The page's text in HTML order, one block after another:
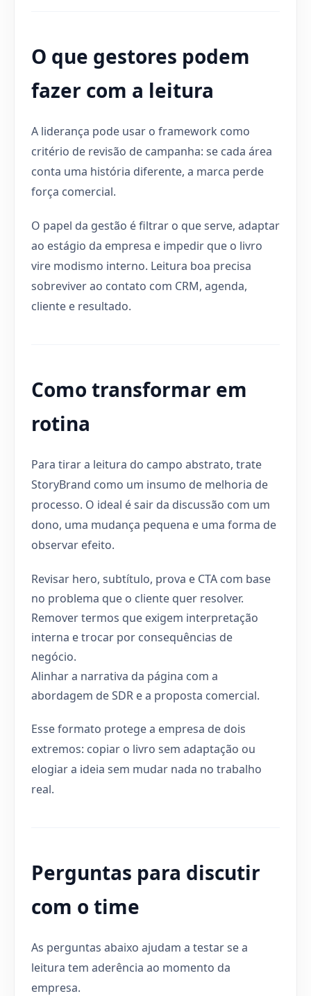
O que gestores podem
fazer com a leitura
A liderança pode usar o framework como
critério de revisão de campanha: se cada área
conta uma história diferente, a marca perde
força comercial.
O papel da gestão é filtrar o que serve, adaptar
ao estágio da empresa e impedir que o livro
vire modismo interno. Leitura boa precisa
sobreviver ao contato com CRM, agenda,
cliente e resultado.
Como transformar em
rotina
Para tirar a leitura do campo abstrato, trate
StoryBrand como um insumo de melhoria de
processo. O ideal é sair da discussão com um
dono, uma mudança pequena e uma forma de
observar efeito.
Revisar hero, subtítulo, prova e CTA com base
no problema que o cliente quer resolver.
Remover termos que exigem interpretação
interna e trocar por consequências de
negócio.
Alinhar a narrativa da página com a
abordagem de SDR e a proposta comercial.
Esse formato protege a empresa de dois
extremos: copiar o livro sem adaptação ou
elogiar a ideia sem mudar nada no trabalho
real.
Perguntas para discutir
com o time
As perguntas abaixo ajudam a testar se a
leitura tem aderência ao momento da
empresa.